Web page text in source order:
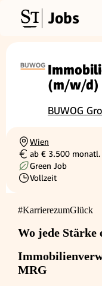
Jobs
(m/w/d)
BUWOG
Ortschaft
Wien
Gehalt
ab € 3.500 monatl.
Green Job
Beschäftigungsart
Vollzeit
#KarrierezumGlück
Wo jede Stärke
MRG